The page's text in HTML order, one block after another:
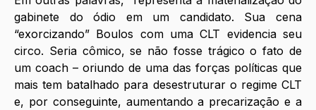
gabinete do ódio em um candidato. Sua cena
“exorcizando” Boulos com uma CLT evidencia seu
circo. Seria cômico, se não fosse trágico o fato de
um coach – oriundo de uma das forças políticas que
mais tem batalhado para desestruturar o regime CLT
e, por conseguinte, aumentando a precarização e a